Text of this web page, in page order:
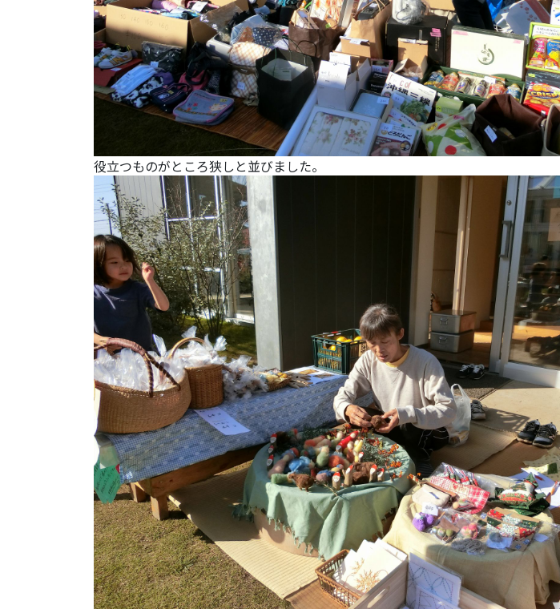
役立つものがところ狭しと並びました。